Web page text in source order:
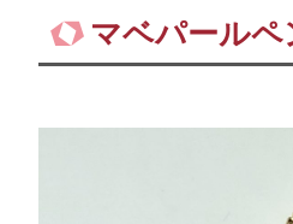
マベパール